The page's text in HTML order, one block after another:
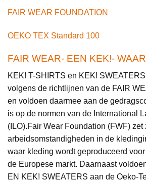
FAIR WEAR FOUNDATION
OEKO TEX Standard 100
FAIR WEAR- EEN KEK!-
KEK! T-SHIRTS en KEK!
volgens de richtlijnen van de FAIR
en voldoen daarmee aan de
is op de normen van de International
(ILO).Fair Wear Foundation (FWF)
arbeidsomstandigheden in de
waar kleding wordt geproduceerd
de Europese markt. Daarnaast
EN KEK! SWEATERS aan de Oeko-